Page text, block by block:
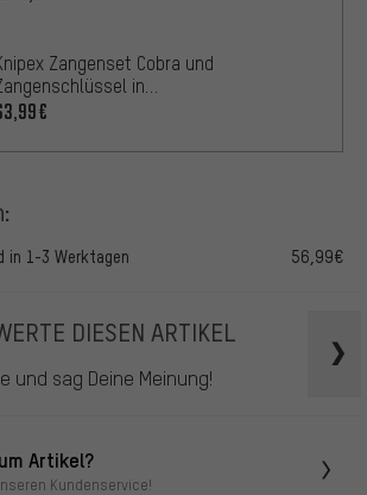
Zangenset Cobra und
in
in 1-3 Werktagen 56,99€
DIESEN ARTIKEL
und sag Deine Meinung!
Artikel?
Kundenservice!